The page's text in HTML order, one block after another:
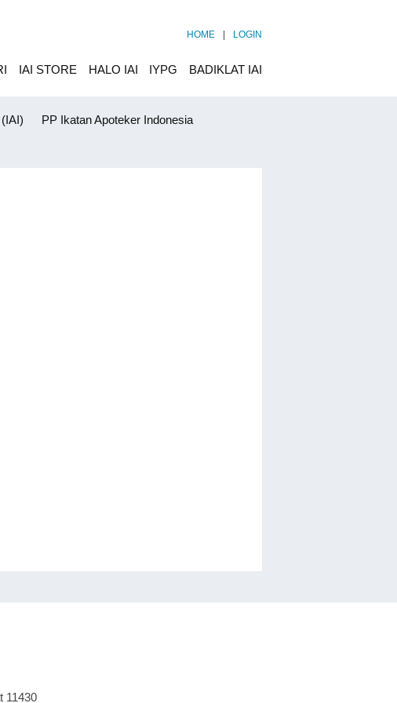
LOGIN
HOME
IAI STORE HALO IAI IYPG BADIKLAT IAI
PP Ikatan Apoteker Indonesia
11430